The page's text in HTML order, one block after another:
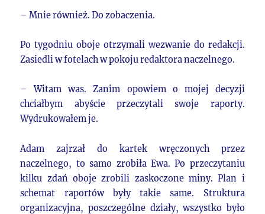
– Mnie również. Do zobaczenia.
Po tygodniu oboje otrzymali wezwanie do redakcji.
Zasiedli w fotelach w pokoju redaktora naczelnego.
– Witam was. Zanim opowiem o mojej decyzji
chciałbym abyście przeczytali swoje raporty.
Wydrukowałem je.
Adam zajrzał do kartek wręczonych przez
naczelnego, to samo zrobiła Ewa. Po przeczytaniu
kilku zdań oboje zrobili zaskoczone miny. Plan i
schemat raportów były takie same. Struktura
organizacyjna, poszczególne działy, wszystko było